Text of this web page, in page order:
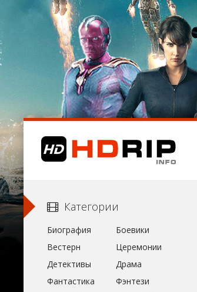
Категории
Биография
Боевики
Вестерн
Церемонии
Детективы
Драма
Фантастика
Фэнтези